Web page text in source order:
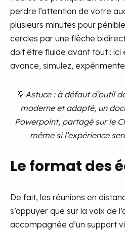
perdre l’attention de votre
plusieurs minutes pour
cercles par une flèche
doit être fluide avant tout : ici
avance, simulez,
💡Astuce : à défaut d’outil
moderne et adapté, un
Powerpoint, partagé sur le
même si l’expérience
Le format des
De fait, les réunions en
s’appuyer que sur la voix de
accompagnée d’un support